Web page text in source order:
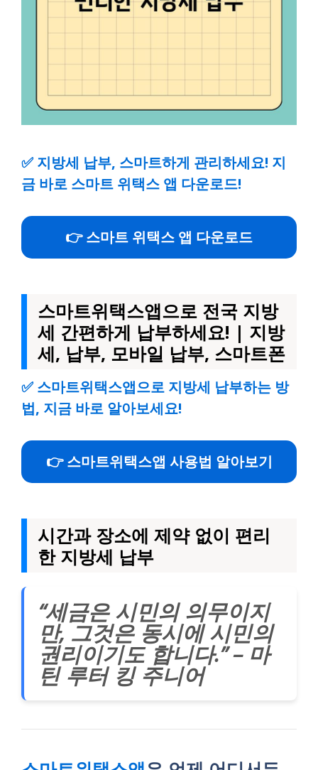
✅ 지방세 납부, 스마트하게 관리하세요! 지
금 바로 스마트 위택스 앱 다운로드!
👉 스마트 위택스 앱 다운로드
스마트위택스앱으로 전국 지방
세 간편하게 납부하세요! | 지방
세, 납부, 모바일 납부, 스마트폰
✅ 스마트위택스앱으로 지방세 납부하는 방
법, 지금 바로 알아보세요!
👉 스마트위택스앱 사용법 알아보기
시간과 장소에 제약 없이 편리
한 지방세 납부
“세금은 시민의 의무이지
만, 그것은 동시에 시민의
권리이기도 합니다.” – 마
틴 루터 킹 주니어